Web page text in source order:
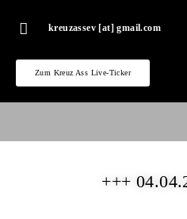
kreuzassev [at] gmail.com
Zum Kreuz Ass Live-Ticker
+++